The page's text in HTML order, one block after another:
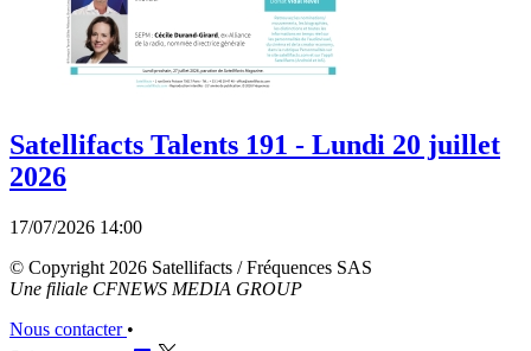
Satellifacts Talents 191 - Lundi 20 juillet
2026
17/07/2026 14:00
© Copyright 2026 Satellifacts / Fréquences SAS
Une filiale CFNEWS MEDIA GROUP
Nous contacter •